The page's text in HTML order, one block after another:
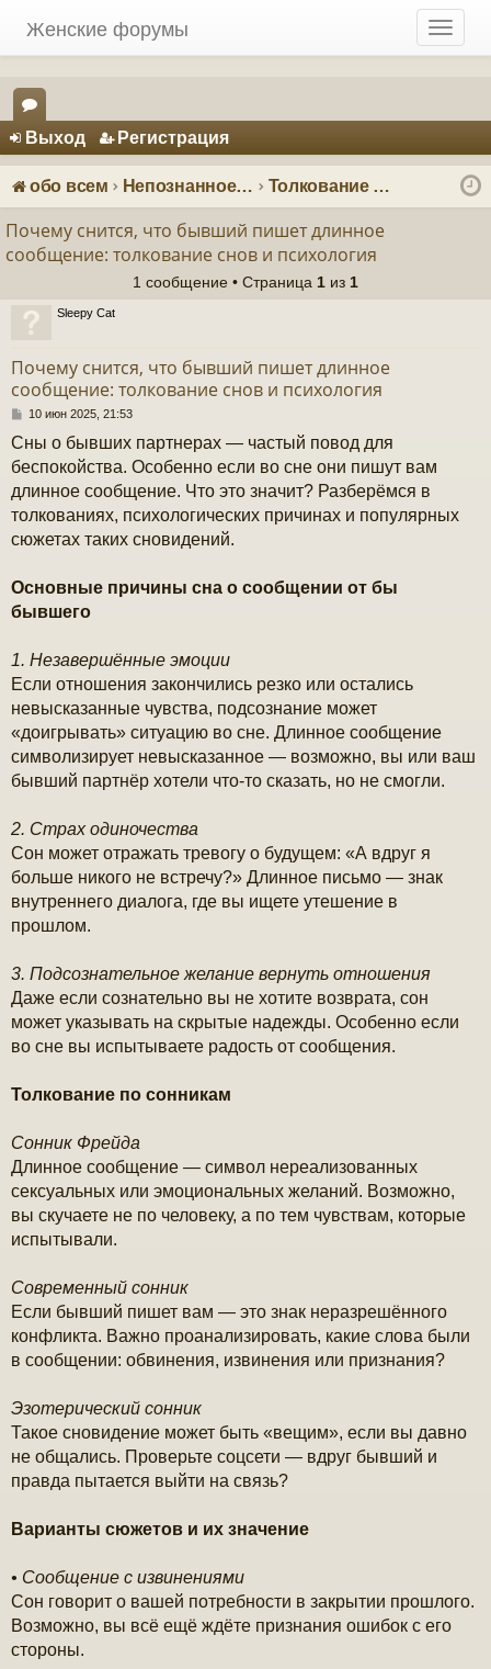
T
o
l
n
v
Женские форумы
Регистрация
ор
ум
Выход Регистрация
обо всем Непознанное: загадки и тайны Толкование снов
Почему снится, что бывший пишет длинное
сообщение: толкование снов и психология
1 сообщение • Страница 1 из 1
Sleepy Cat
Почему снится, что бывший пишет длинное
сообщение: толкование снов и психология
С
о
б
е
н
е
10 июн 2025, 21:53
Сны о бывших партнерах — частый повод для
беспокойства. Особенно если во сне они пишут вам
длинное сообщение. Что это значит? Разберёмся в
толкованиях, психологических причинах и популярных
сюжетах таких сновидений.
Основные причины сна о сообщении от бы
бывшего
1. Незавершённые эмоции
Если отношения закончились резко или остались
невысказанные чувства, подсознание может
«доигрывать» ситуацию во сне. Длинное сообщение
символизирует невысказанное — возможно, вы или ваш
бывший партнёр хотели что-то сказать, но не смогли.
2. Страх одиночества
Сон может отражать тревогу о будущем: «А вдруг я
больше никого не встречу?» Длинное письмо — знак
внутреннего диалога, где вы ищете утешение в
прошлом.
3. Подсознательное желание вернуть отношения
Даже если сознательно вы не хотите возврата, сон
может указывать на скрытые надежды. Особенно если
во сне вы испытываете радость от сообщения.
Толкование по сонникам
Сонник Фрейда
Длинное сообщение — символ нереализованных
сексуальных или эмоциональных желаний. Возможно,
вы скучаете не по человеку, а по тем чувствам, которые
испытывали.
Современный сонник
Если бывший пишет вам — это знак неразрешённого
конфликта. Важно проанализировать, какие слова были
в сообщении: обвинения, извинения или признания?
Эзотерический сонник
Такое сновидение может быть «вещим», если вы давно
не общались. Проверьте соцсети — вдруг бывший и
правда пытается выйти на связь?
Варианты сюжетов и их значение
• Сообщение с извинениями
Сон говорит о вашей потребности в закрытии прошлого.
Возможно, вы всё ещё ждёте признания ошибок с его
стороны.